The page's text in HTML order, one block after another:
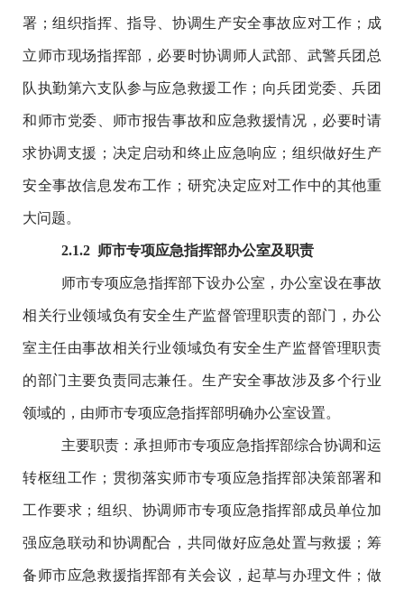
署；组织指挥、指导、协调生产安全事故应对工作；成
立师市现场指挥部，必要时协调师人武部、武警兵团总
队执勤第六支队参与应急救援工作；向兵团党委、兵团
和师市党委、师市报告事故和应急救援情况，必要时请
求协调支援；决定启动和终止应急响应；组织做好生产
安全事故信息发布工作；研究决定应对工作中的其他重
大问题。
2.1.2 师市专项应急指挥部办公室及职责
师市专项应急指挥部下设办公室，办公室设在事故
相关行业领域负有安全生产监督管理职责的部门，办公
室主任由事故相关行业领域负有安全生产监督管理职责
的部门主要负责同志兼任。生产安全事故涉及多个行业
领域的，由师市专项应急指挥部明确办公室设置。
主要职责：承担师市专项应急指挥部综合协调和运
转枢纽工作；贯彻落实师市专项应急指挥部决策部署和
工作要求；组织、协调师市专项应急指挥部成员单位加
强应急联动和协调配合，共同做好应急处置与救援；筹
备师市应急救援指挥部有关会议，起草与办理文件；做